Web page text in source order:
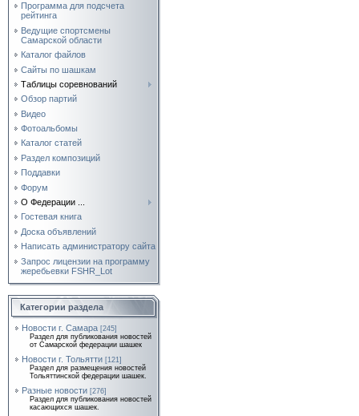
Программа для подсчета
рейтинга
Ведущие спортсмены
Самарской области
Каталог файлов
Сайты по шашкам
Таблицы соревнований
Обзор партий
Видео
Фотоальбомы
Каталог статей
Раздел композиций
Поддавки
Форум
О Федерации ...
Гостевая книга
Доска объявлений
Написать администратору сайта
Запрос лицензии на программу
жеребьевки FSHR_Lot
Категории раздела
Новости г. Самара [245]
Раздел для публикования новостей
от Самарской федерации шашек
Новости г. Тольятти [121]
Раздел для размещения новостей
Тольяттинской федерации шашек.
Разные новости [276]
Раздел для публикования новостей
касающихся шашек.